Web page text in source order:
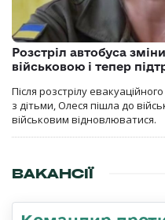
Розстріл автобуса
військовою і тепер
Після розстрілу
з дітьми, Олеся пішла до
військовим відновлюватися.
ВАКАНСІЇ